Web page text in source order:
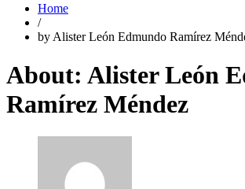
Home
/
by Alister León Edmundo Ramírez
About: Alister León
Ramírez Méndez